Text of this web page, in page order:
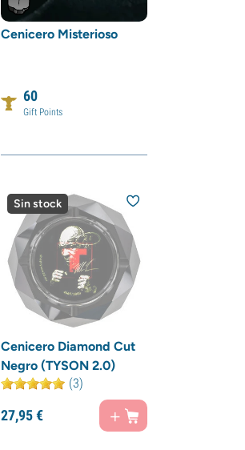
Cenicero Misterioso
60
Gift Points
Sin stock
Cenicero Diamond Cut
Negro (TYSON 2.0)
(3)
27,95€